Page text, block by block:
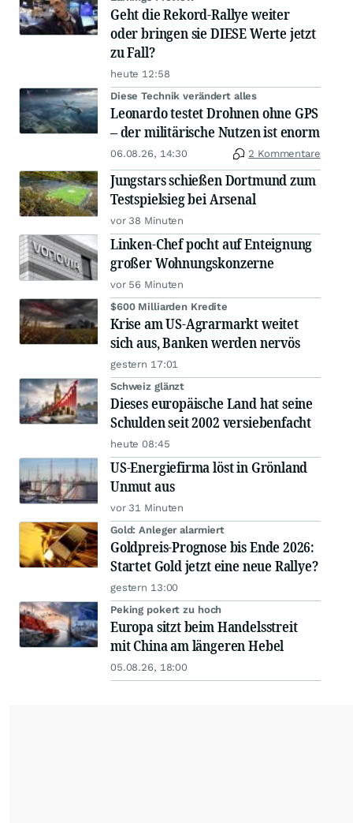
Geht die Rekord-Rallye weiter
oder bringen sie DIESE Werte jetzt
zu Fall?
heute 12:58
Diese Technik verändert alles
Leonardo testet Drohnen ohne GPS
– der militärische Nutzen ist enorm
06.08.26, 14:30 2 Kommentare
Jungstars schießen Dortmund zum
Testspielsieg bei Arsenal
vor 38 Minuten
Linken-Chef pocht auf Enteignung
großer Wohnungskonzerne
vor 56 Minuten
$600 Milliarden Kredite
Krise am US-Agrarmarkt weitet
sich aus, Banken werden nervös
gestern 17:01
Schweiz glänzt
Dieses europäische Land hat seine
Schulden seit 2002 versiebenfacht
heute 08:45
US-Energiefirma löst in Grönland
Unmut aus
vor 31 Minuten
Gold: Anleger alarmiert
Goldpreis-Prognose bis Ende 2026:
Startet Gold jetzt eine neue Rallye?
gestern 13:00
Peking pokert zu hoch
Europa sitzt beim Handelsstreit
mit China am längeren Hebel
05.08.26, 18:00